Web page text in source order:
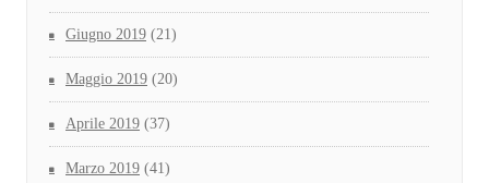
Giugno 2019 (21)
Maggio 2019 (20)
Aprile 2019 (37)
Marzo 2019 (41)